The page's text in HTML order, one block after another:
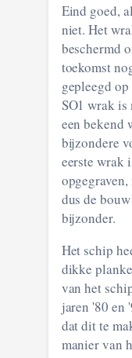
Eind goed,
niet. Het
beschermd
toekomst
gepleegd
SO1 wrak
een bekend
bijzondere
eerste wrak
dus de
bijzonder.
Het schip
dikke
van het
jaren '80 en
dat dit te
manier van